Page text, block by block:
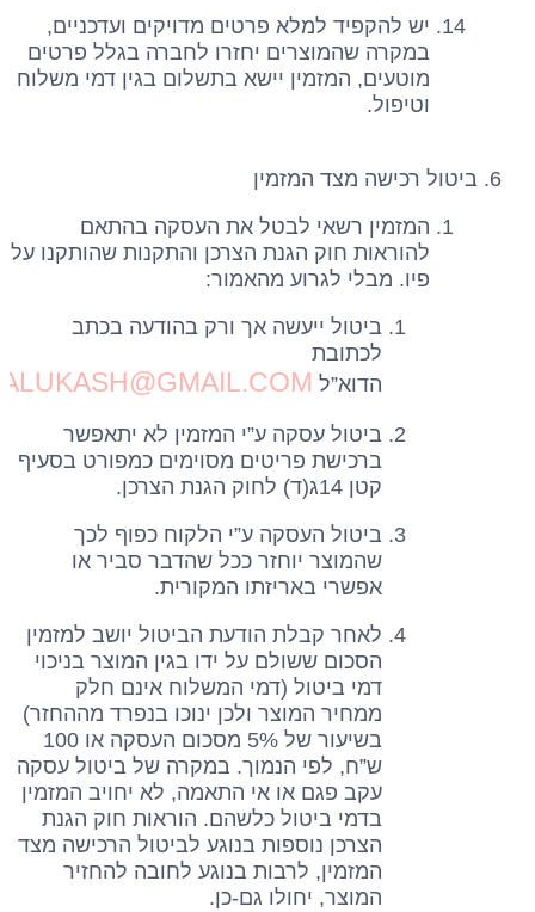
יש להקפיד למלא פרטים מדויקים ועדכניים,
במקרה שהמוצרים יחזרו לחברה בגלל פרטים
מוטעים, המזמין יישא בתשלום בגין דמי משלוח
וטיפול.
ביטול רכישה מצד המזמין
המזמין רשאי לבטל את העסקה בהתאם
להוראות חוק הגנת הצרכן והתקנות שהותקנו על
פיו. מבלי לגרוע מהאמור:
ביטול ייעשה אך ורק בהודעה בכתב
לכתובת
הדוא”ל
ביטול עסקה ע”י המזמין לא יתאפשר
ברכישת פריטים מסוימים כמפורט בסעיף
קטן 14ג(ד) לחוק הגנת הצרכן.
ביטול העסקה ע”י הלקוח כפוף לכך
שהמוצר יוחזר ככל שהדבר סביר או
אפשרי באריזתו המקורית.
לאחר קבלת הודעת הביטול יושב למזמין
הסכום ששולם על ידו בגין המוצר בניכוי
דמי ביטול (דמי המשלוח אינם חלק
ממחיר המוצר ולכן ינוכו בנפרד מההחזר)
בשיעור של 5% מסכום העסקה או 100
ש”ח, לפי הנמוך. במקרה של ביטול עסקה
עקב פגם או אי התאמה, לא יחויב המזמין
בדמי ביטול כלשהם. הוראות חוק הגנת
הצרכן נוספות בנוגע לביטול הרכישה מצד
המזמין, לרבות בנוגע לחובה להחזיר
המוצר, יחולו גם-כן.